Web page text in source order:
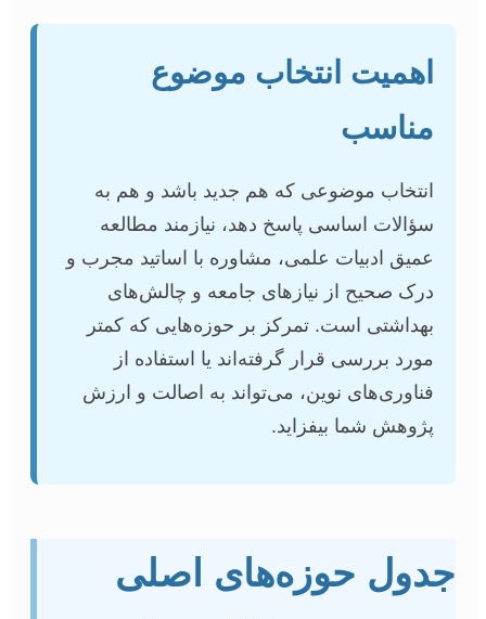
اهمیت انتخاب موضوع
مناسب
انتخاب موضوعی که هم جدید باشد و هم به
سؤالات اساسی پاسخ دهد، نیازمند مطالعه
عمیق ادبیات علمی، مشاوره با اساتید مجرب و
درک صحیح از نیازهای جامعه و چالش‌های
بهداشتی است. تمرکز بر حوزه‌هایی که کمتر
مورد بررسی قرار گرفته‌اند یا استفاده از
فناوری‌های نوین، می‌تواند به اصالت و ارزش
پژوهش شما بیفزاید.
حوزه‌های اصلی